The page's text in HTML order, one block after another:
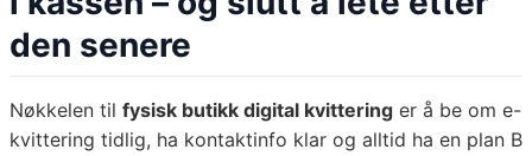
den senere
Nøkkelen til fysisk butikk digital kvittering er å be om e-
kvittering tidlig, ha kontaktinfo klar og alltid ha en plan B